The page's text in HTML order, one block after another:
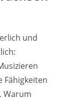
und
Fähigkeiten
Warum